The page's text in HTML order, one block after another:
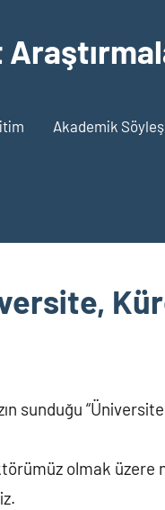
Akademik
sunduğu
olmak üzere